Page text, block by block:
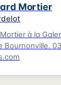
Mortier
à la
Bournonville.